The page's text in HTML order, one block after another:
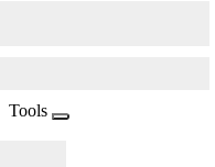
Tools